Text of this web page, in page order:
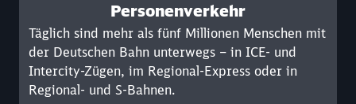
Personenverkehr
Täglich sind mehr als fünf Millionen Menschen mit
der Deutschen Bahn unterwegs – in ICE- und
Intercity-Zügen, im Regional-Express oder in
Regional- und S-Bahnen.